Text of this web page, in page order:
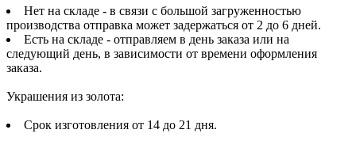
Нет на складе - в связи с большой загруженностью
производства отправка может задержаться от 2 до 6 дней.
Есть на складе - отправляем в день заказа или на
следующий день, в зависимости от времени оформления
заказа.
Украшения из золота:
Срок изготовления от 14 до 21 дня.